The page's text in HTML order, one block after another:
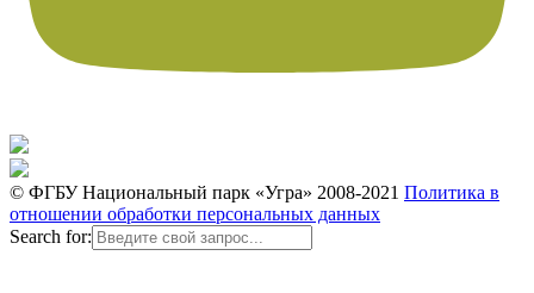
© ФГБУ Национальный парк «Угра» 2008-2021 Политика в
отношении обработки персональных данных
Search for: